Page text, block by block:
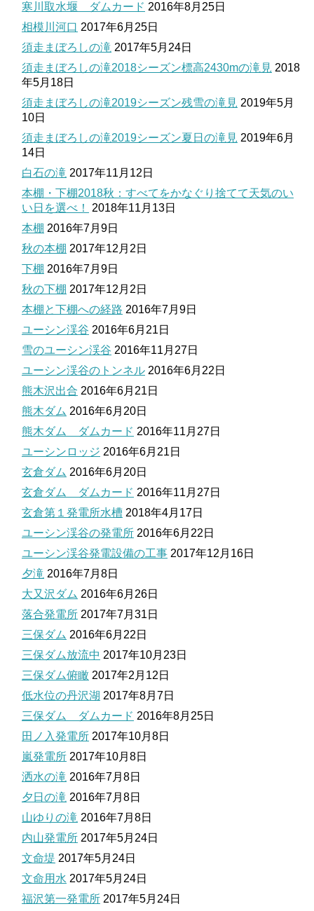
寒川取水堰 ダムカード 2016年8月25日
相模川河口 2017年6月25日
須走まぼろしの滝 2017年5月24日
須走まぼろしの滝2018シーズン標高2430mの滝見 2018
年5月18日
須走まぼろしの滝2019シーズン残雪の滝見 2019年5月
10日
須走まぼろしの滝2019シーズン夏日の滝見 2019年6月
14日
白石の滝 2017年11月12日
本棚・下棚2018秋：すべてをかなぐり捨てて天気のい
い日を選べ！
2018年11月13日
本棚 2016年7月9日
秋の本棚 2017年12月2日
下棚 2016年7月9日
秋の下棚 2017年12月2日
本棚と下棚への経路 2016年7月9日
ユーシン渓谷 2016年6月21日
雪のユーシン渓谷 2016年11月27日
ユーシン渓谷のトンネル 2016年6月22日
熊木沢出合 2016年6月21日
熊木ダム 2016年6月20日
熊木ダム ダムカード 2016年11月27日
ユーシンロッジ 2016年6月21日
玄倉ダム 2016年6月20日
玄倉ダム ダムカード 2016年11月27日
玄倉第１発電所水槽 2018年4月17日
ユーシン渓谷の発電所 2016年6月22日
ユーシン渓谷発電設備の工事 2017年12月16日
夕滝 2016年7月8日
大又沢ダム 2016年6月26日
落合発電所 2017年7月31日
三保ダム 2016年6月22日
三保ダム放流中 2017年10月23日
三保ダム俯瞰 2017年2月12日
低水位の丹沢湖 2017年8月7日
三保ダム ダムカード 2016年8月25日
田ノ入発電所 2017年10月8日
嵐発電所 2017年10月8日
洒水の滝 2016年7月8日
夕日の滝 2016年7月8日
山ゆりの滝 2016年7月8日
内山発電所 2017年5月24日
文命堤 2017年5月24日
文命用水 2017年5月24日
福沢第一発電所 2017年5月24日